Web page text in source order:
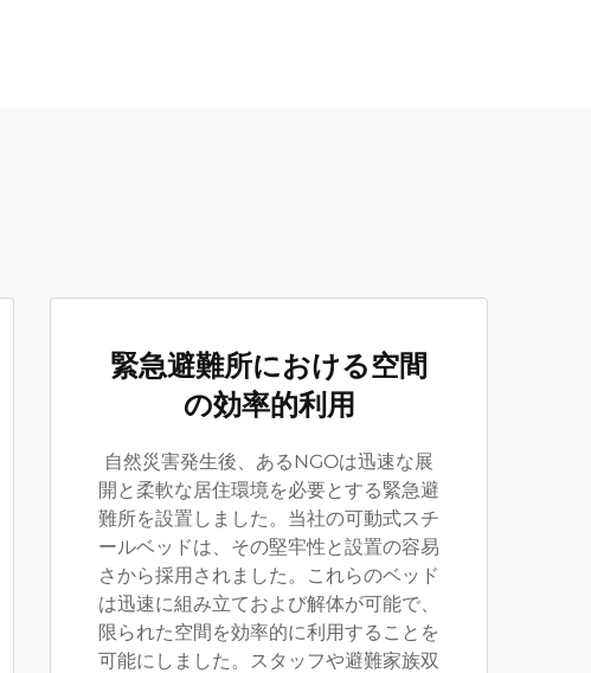
緊急避難所における空間
の効率的利用
自然災害発生後、あるNGOは迅速な展
開と柔軟な居住環境を必要とする緊急避
難所を設置しました。当社の可動式スチ
ールベッドは、その堅牢性と設置の容易
さから採用されました。これらのベッド
は迅速に組み立ておよび解体が可能で、
限られた空間を効率的に利用することを
可能にしました。スタッフや避難家族双